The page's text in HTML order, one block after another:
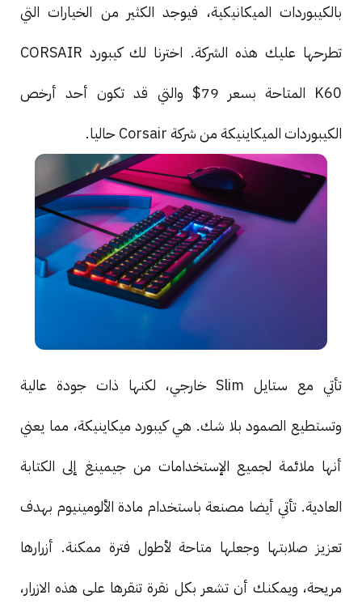
بالكيبوردات الميكانيكية، فيوجد الكثير من الخيارات التي
تطرحها عليك هذه الشركة. اخترنا لك كيبورد CORSAIR
K60 المتاحة بسعر 79$ والتي قد تكون أحد أرخص
الكيبوردات الميكاينيكة من شركة Corsair حاليا.
تأتي مع ستايل Slim خارجي، لكنها ذات جودة عالية
وتستطيع الصمود بلا شك. هي كيبورد ميكاينيكة، مما يعني
أنها ملائمة لجميع الإستخدامات من جيمينغ إلى الكتابة
العادية. تأتي أيضا مصنعة باستخدام مادة الألومينيوم بهدف
تعزيز صلابتها وجعلها متاحة لأطول فترة ممكنة. أزرارها
مريحة، ويمكنك أن تشعر بكل نقرة تنقرها على هذه الازرار،